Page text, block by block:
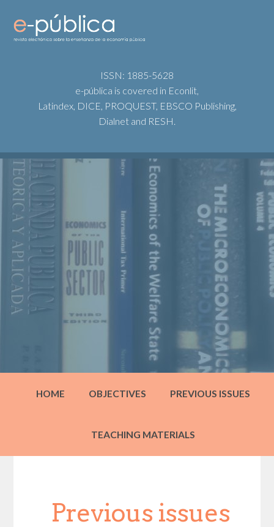
ISSN: 1885-5628
e-pública is covered in Econlit,
Latindex, DICE, PROQUEST, EBSCO Publishing,
Dialnet and RESH.
HOME OBJECTIVES PREVIOUS ISSUES
TEACHING MATERIALS
Previous issues